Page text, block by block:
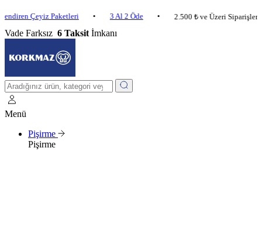
Çeyiz Paketleri • 3 Al 2 Öde • 2.500 ₺ ve Üzeri Siparişlerde
Vade Farksız 6 Taksit İmkanı
Menü
Pişirme
Pişirme